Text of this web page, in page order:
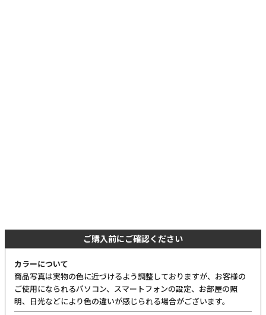
ご購入前にご確認ください
カラーについて
商品写真は実物の色に近づけるよう調整しておりますが、お客様の
ご使用になられるパソコン、スマートフォンの設定、お部屋の照
明、日光などにより色の違いが感じられる場合がございます。